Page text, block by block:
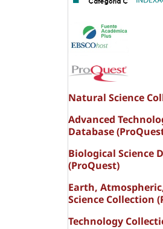
Natural Science
Advanced
Database
Biological Science
(ProQuest)
Earth,
Science Collection
Technology